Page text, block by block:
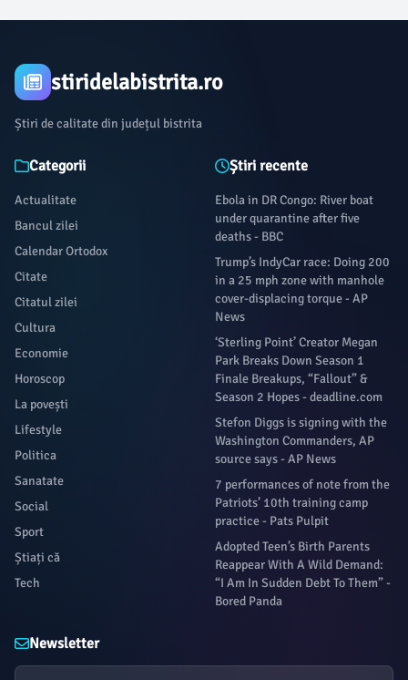
stiridelabistrita.ro
Știri de calitate din județul bistrita
Categorii
Actualitate
Bancul zilei
Calendar Ortodox
Citate
Citatul zilei
Cultura
Economie
Horoscop
La povești
Lifestyle
Politica
Sanatate
Social
Sport
Știați că
Tech
Știri recente
Ebola in DR Congo: River boat
under quarantine after five
deaths - BBC
Trump’s IndyCar race: Doing 200
in a 25 mph zone with manhole
cover-displacing torque - AP
News
‘Sterling Point’ Creator Megan
Park Breaks Down Season 1
Finale Breakups, “Fallout” &
Season 2 Hopes - deadline.com
Stefon Diggs is signing with the
Washington Commanders, AP
source says - AP News
7 performances of note from the
Patriots’ 10th training camp
practice - Pats Pulpit
Adopted Teen’s Birth Parents
Reappear With A Wild Demand:
“I Am In Sudden Debt To Them” -
Bored Panda
Newsletter